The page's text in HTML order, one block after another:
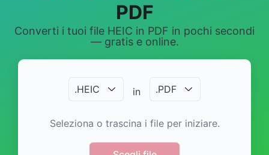
PDF
Converti i tuoi file HEIC in PDF in pochi secondi
— gratis e online.
.HEIC in .PDF
Seleziona o trascina i file per iniziare.